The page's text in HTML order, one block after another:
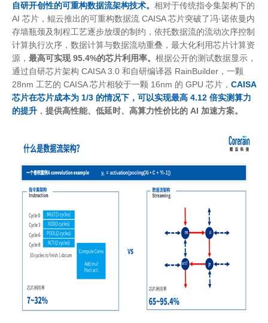
自研开创性的可重构数据流架构技术。 相对于传统指令集架构下的
AI 芯片，鲲云推出的可重构数据流 CAISA 芯片突破了冯·诺依曼内
存墙瓶颈及制程工艺逐步放缓的制约，依托数据流的流动次序控制
计算执行次序，数据计算与数据流动重叠，最大化利用芯片计算资
源， 最高可实现 95.4%的芯片利用率。 根据公开的测试数据显示，
通过自研芯片架构 CAISA 3.0 和自研编译器 RainBuilder，一颗
28nm 工艺的 CAISA 芯片相较于一颗 16nm 的 GPU 芯片， CAISA
芯片在芯片成本为 1/3 的情况下，可以实现最高 4.12 倍实测算力
的提升 ， 提供高性能、低延时、高算力性价比的 AI 加速方案。